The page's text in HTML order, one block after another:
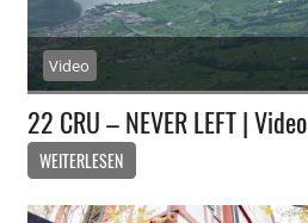
Video
22 CRU – NEVER LEFT | Video
WEITERLESEN